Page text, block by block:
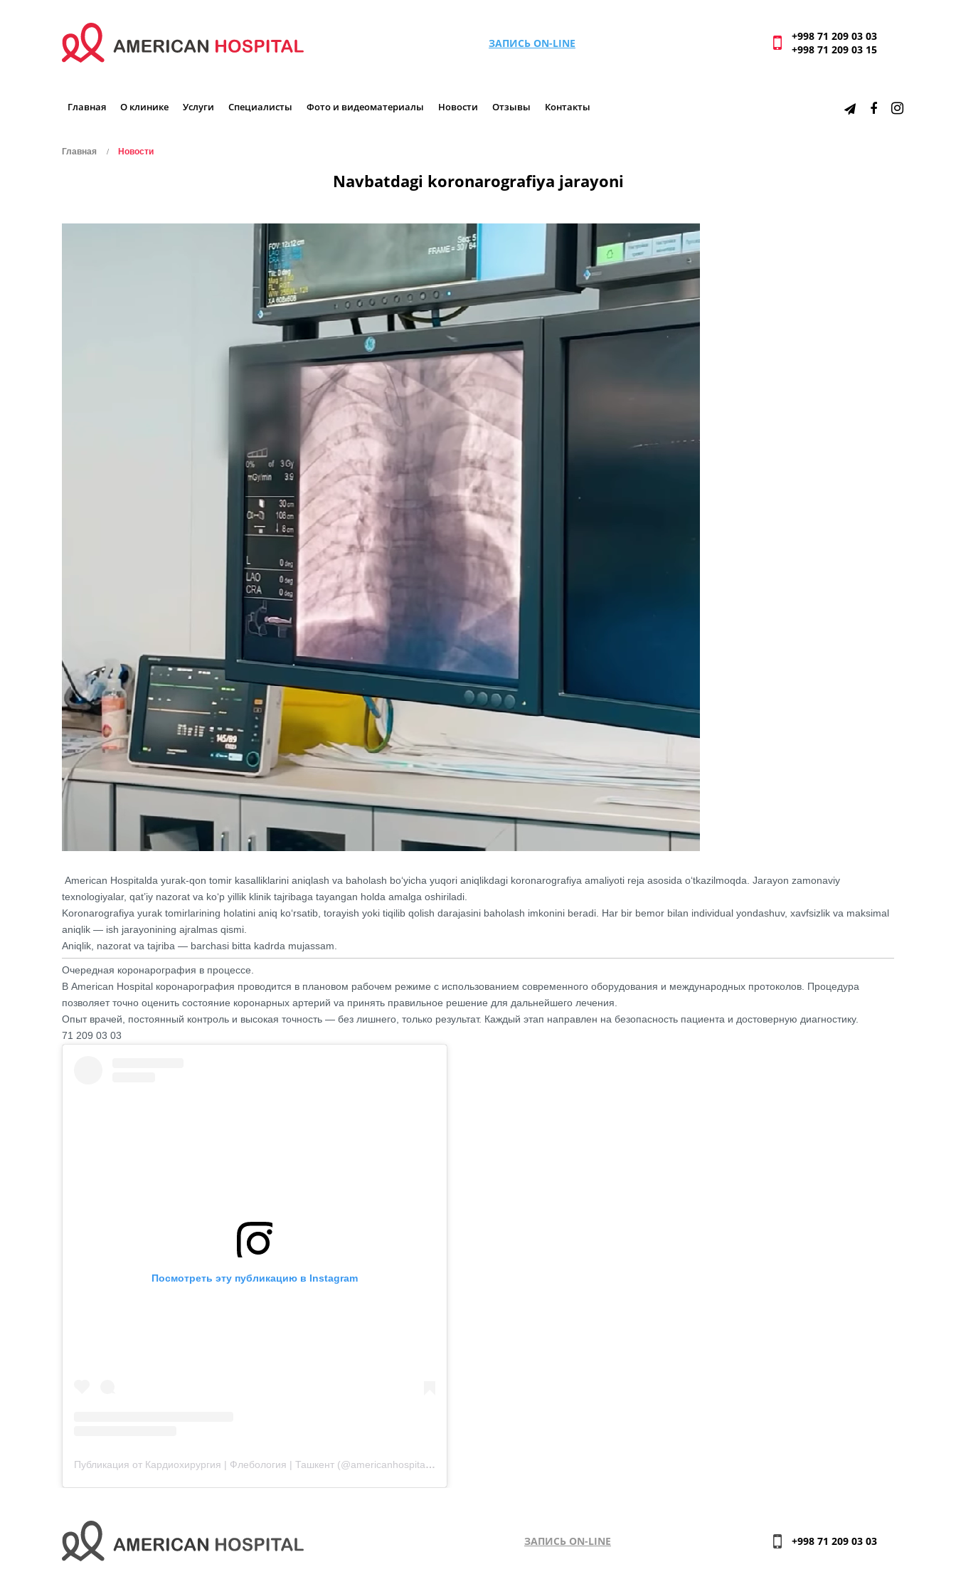
ЗАПИСЬ ON-LINE
+998 71 209 03 03
+998 71 209 03 15
Главная О клинике Услуги Специалисты Фото и видеоматериалы Новости Отзывы Контакты
Главная Новости
Navbatdagi koronarografiya jarayoni
American Hospitalda yurak-qon tomir kasalliklarini aniqlash va baholash bo‘yicha yuqori aniqlikdagi koronarografiya amaliyoti reja asosida o‘tkazilmoqda. Jarayon zamonaviy
texnologiyalar, qat’iy nazorat va ko‘p yillik klinik tajribaga tayangan holda amalga oshiriladi.
Koronarografiya yurak tomirlarining holatini aniq ko‘rsatib, torayish yoki tiqilib qolish darajasini baholash imkonini beradi. Har bir bemor bilan individual yondashuv, xavfsizlik va maksimal
aniqlik — ish jarayonining ajralmas qismi.
Aniqlik, nazorat va tajriba — barchasi bitta kadrda mujassam.
Очередная коронарография в процессе.
В American Hospital коронарография проводится в плановом рабочем режиме с использованием современного оборудования и международных протоколов. Процедура
позволяет точно оценить состояние коронарных артерий va принять правильное решение для дальнейшего лечения.
Опыт врачей, постоянный контроль и высокая точность — без лишнего, только результат. Каждый этап направлен на безопасность пациента и достоверную диагностику.
71 209 03 03
Посмотреть эту публикацию в Instagram
Публикация от Кардиохирургия | Флебология | Ташкент (@americanhospital.uz)
ЗАПИСЬ ON-LINE +998 71 209 03 03